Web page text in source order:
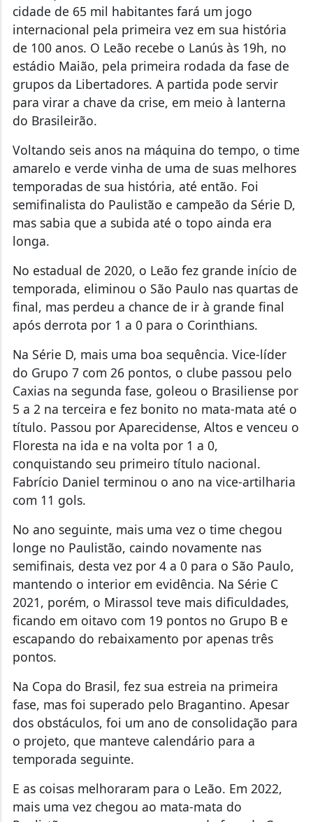
cidade de 65 mil habitantes fará um jogo
internacional pela primeira vez em sua história
de 100 anos. O Leão recebe o Lanús às 19h, no
estádio Maião, pela primeira rodada da fase de
grupos da Libertadores. A partida pode servir
para virar a chave da crise, em meio à lanterna
do Brasileirão.
Voltando seis anos na máquina do tempo, o time
amarelo e verde vinha de uma de suas melhores
temporadas de sua história, até então. Foi
semifinalista do Paulistão e campeão da Série D,
mas sabia que a subida até o topo ainda era
longa.
No estadual de 2020, o Leão fez grande início de
temporada, eliminou o São Paulo nas quartas de
final, mas perdeu a chance de ir à grande final
após derrota por 1 a 0 para o Corinthians.
Na Série D, mais uma boa sequência. Vice-líder
do Grupo 7 com 26 pontos, o clube passou pelo
Caxias na segunda fase, goleou o Brasiliense por
5 a 2 na terceira e fez bonito no mata-mata até o
título. Passou por Aparecidense, Altos e venceu o
Floresta na ida e na volta por 1 a 0,
conquistando seu primeiro título nacional.
Fabrício Daniel terminou o ano na vice-artilharia
com 11 gols.
No ano seguinte, mais uma vez o time chegou
longe no Paulistão, caindo novamente nas
semifinais, desta vez por 4 a 0 para o São Paulo,
mantendo o interior em evidência. Na Série C
2021, porém, o Mirassol teve mais dificuldades,
ficando em oitavo com 19 pontos no Grupo B e
escapando do rebaixamento por apenas três
pontos.
Na Copa do Brasil, fez sua estreia na primeira
fase, mas foi superado pelo Bragantino. Apesar
dos obstáculos, foi um ano de consolidação para
o projeto, que manteve calendário para a
temporada seguinte.
E as coisas melhoraram para o Leão. Em 2022,
mais uma vez chegou ao mata-mata do